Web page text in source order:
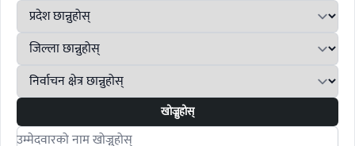
खोज्नुहोस्
Search candidates